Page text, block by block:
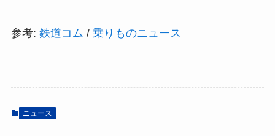
参考: 鉄道コム / 乗りものニュース
ニュース